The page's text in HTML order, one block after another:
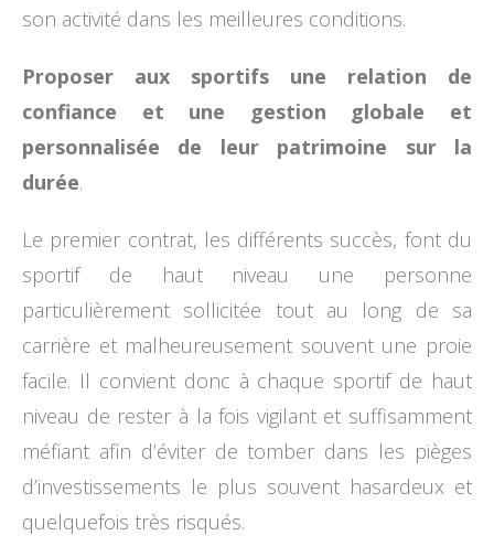
son activité dans les meilleures conditions.
Proposer aux sportifs une relation de
confiance et une gestion globale et
personnalisée de leur patrimoine sur la
durée.
Le premier contrat, les différents succès, font du
sportif de haut niveau une personne
particulièrement sollicitée tout au long de sa
carrière et malheureusement souvent une proie
facile. Il convient donc à chaque sportif de haut
niveau de rester à la fois vigilant et suffisamment
méfiant afin d’éviter de tomber dans les pièges
d’investissements le plus souvent hasardeux et
quelquefois très risqués.